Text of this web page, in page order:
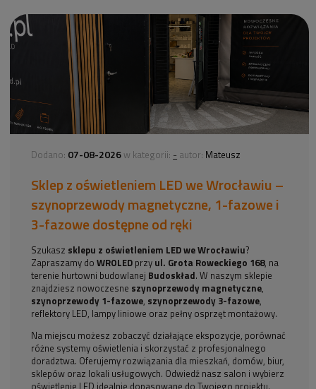
Dodano: 07-08-2026 w kategorii: - autor: Mateusz
Sklep z oświetleniem LED we Wrocławiu –
szynoprzewody magnetyczne, 1-fazowe i
3-fazowe dostępne od ręki
Szukasz sklepu z oświetleniem LED we Wrocławiu?
Zapraszamy doWROLED przy ul. Grota Roweckiego 168, na
terenie hurtowni budowlanej Budoskład. W naszym sklepie
znajdziesz nowoczesne szynoprzewody magnetyczne,
szynoprzewody 1-fazowe, szynoprzewody 3-fazowe,
reflektory LED, lampy liniowe oraz pełny osprzęt montażowy.
Na miejscu możesz zobaczyć działające ekspozycje, porównać
różne systemy oświetlenia i skorzystać z profesjonalnego
doradztwa. Oferujemy rozwiązania dla mieszkań, domów, biur,
sklepów oraz lokali usługowych. Odwiedź nasz salon i wybierz